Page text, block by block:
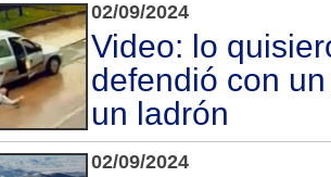
02/09/2024
Video: lo
defendió con
un ladrón
02/09/2024